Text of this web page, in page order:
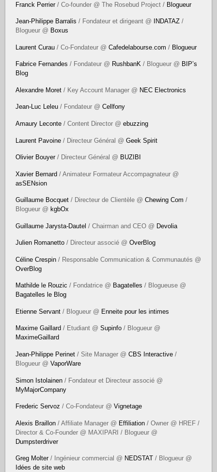
Franck Perrier/ Co-founder @ The Rosebud Project / Blogueur
Jean-Philippe Barralis / Fondateur et dirigeant @ INDATAZ /
Blogueur @ Boxus
Laurent Curau / Co-Fondateur @Cafedelabourse.com / Blogueur
Fabrice Fernandes / Fondateur @ RushbanK / Blogueur @ BIP’s
Blog
Alexandre Moret / Key Account Manager @ NEC Electronics
Jean-Luc Leleu / Fondateur @Cellfony
Amaury Leconte / Content Director @ebuzzing
Laurent Pavoine / Directeur Général @Geek Spirit
Olivier Bouyer/ Directeur Général @ BUZIBI
Xavier Bernard / Animateur Formateur Accompagnateur @
asSENsion
Guillaume Bocquet / Directeur de Clientèle @Chewing Com /
Blogueur @ kgbOx
Guillaume Jarysta-Dautel / Chairman and CEO @ Devolia
Julien Romanetto / Directeur associé @OverBlog
Céline Crespin / Responsable Communication & Communautés @
OverBlog
Mathilde le Rouzic / Fondatrice @ Bagatelles / Blogueuse @
Bagatelles le Blog
Etienne Servant / Blogueur @ Enneite pour les intimes
Maxime Gaillard / Etudiant @Supinfo / Blogueur @
MaximeGaillard
Jean-Philippe Perinet / Site Manager @CBS Interactive /
Blogueur @VaporWare
Simon Istolainen / Fondateur et Directeur associé @
MyMajorCompany
Frederic Servoz / Co-Fondateur @Vignetage
Alexis Braillon / Affiliate Manager @ Effiliation / Owner @ HREF /
Director & Co-Founder @ MAXIPARI / Blogueur @
Dumpsterdriver
Greg Molter/ Ingénieur commercial @ NEDSTAT / Blogueur @
Idées de site web